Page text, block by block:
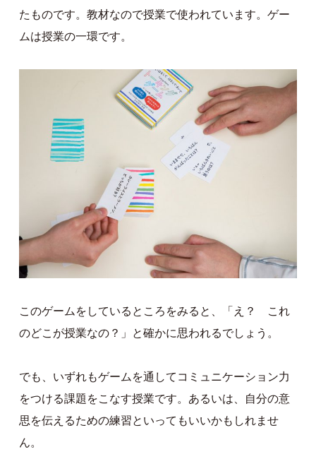
たものです。教材なので授業で使われています。ゲー
ムは授業の一環です。
このゲームをしているところをみると、「え？ これ
のどこが授業なの？」と確かに思われるでしょう。
でも、いずれもゲームを通してコミュニケーション力
をつける課題をこなす授業です。あるいは、自分の意
思を伝えるための練習といってもいいかもしれませ
ん。